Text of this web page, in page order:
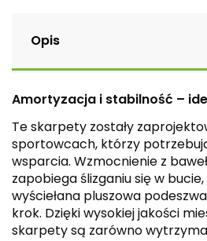
Opis
Amortyzacja i stabilność –
Te skarpety zostały
sportowcach, którzy
wsparcia. Wzmocnienie z
zapobiega ślizganiu się w
wyściełana pluszowa
krok. Dzięki wysokiej jakości
skarpety są zarówno